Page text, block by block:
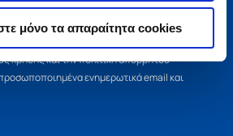
μόνο τα απαραίτητα cookies
χρήσης και την πολιτική απορρήτου
ενημερωτικά email και